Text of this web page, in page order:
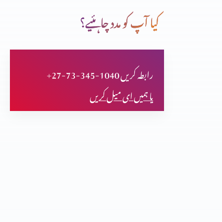
قوت کا درست استمال (حصہ 3)
فلپیوں کا خط (حصہ 2)
کیا آپ کو مدد چاہئیے؟
+27-73-345-1040 رابطہ کریں
یا ہمیں ای میل کریں